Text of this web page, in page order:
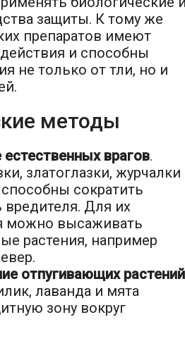
защиты. К тому же
препаратов имеют
и способны
не только от тли, но и
методы
врагов.
златоглазки, журчалки
сократить
вредителя. Для их
можно высаживать
растения, например
отпугивающих растений
лаванда и мята
зону вокруг